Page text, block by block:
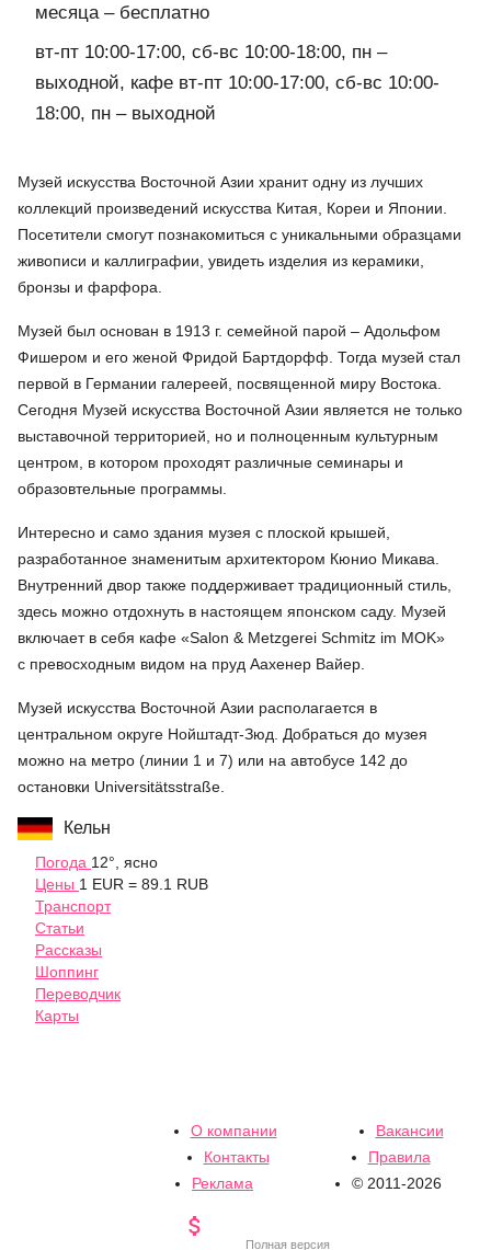
месяца – бесплатно
вт-пт 10:00-17:00, сб-вс 10:00-18:00, пн –
выходной, кафе вт-пт 10:00-17:00, сб-вс 10:00-
18:00, пн – выходной
Музей искусства Восточной Азии хранит одну из лучших
коллекций произведений искусства Китая, Кореи и Японии.
Посетители смогут познакомиться с уникальными образцами
живописи и каллиграфии, увидеть изделия из керамики,
бронзы и фарфора.
Музей был основан в 1913 г. семейной парой – Адольфом
Фишером и его женой Фридой Бартдорфф. Тогда музей стал
первой в Германии галереей, посвященной миру Востока.
Сегодня Музей искусства Восточной Азии является не только
выставочной территорией, но и полноценным культурным
центром, в котором проходят различные семинары и
образовтельные программы.
Интересно и само здания музея с плоской крышей,
разработанное знаменитым архитектором Кюнио Микава.
Внутренний двор также поддерживает традиционный стиль,
здесь можно отдохнуть в настоящем японском саду. Музей
включает в себя кафе «Salon & Metzgerei Schmitz im MOK»
с превосходным видом на пруд Аахенер Вайер.
Музей искусства Восточной Азии располагается в
центральном округе Нойштадт-Зюд. Добраться до музея
можно на метро (линии 1 и 7) или на автобусе 142 до
остановки Universitätsstraße.
Кельн
Погода 12°, ясно
Цены 1 EUR = 89.1 RUB
Транспорт
Статьи
Рассказы
Шоппинг
Переводчик
Карты
О компании
Вакансии
Контакты
Правила
Реклама
© 2011-2026

Полная версия